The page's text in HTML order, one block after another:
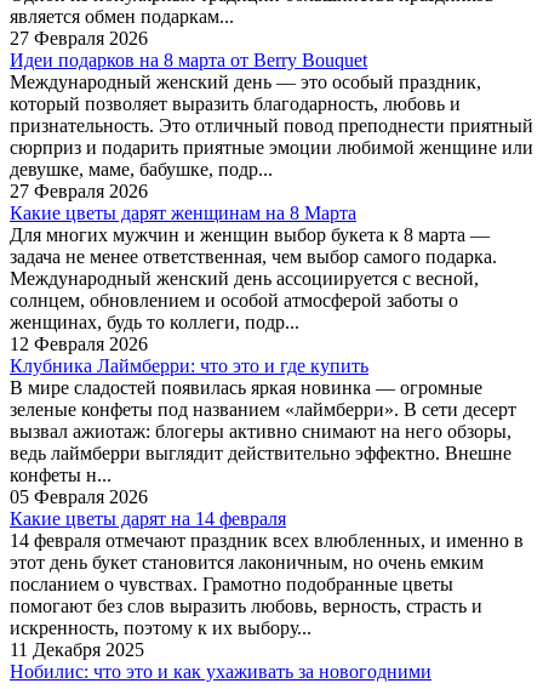
является обмен подаркам...
27 Февраля 2026
Идеи подарков на 8 марта от Berry Bouquet
Международный женский день — это особый праздник,
который позволяет выразить благодарность, любовь и
признательность. Это отличный повод преподнести приятный
сюрприз и подарить приятные эмоции любимой женщине или
девушке, маме, бабушке, подр...
27 Февраля 2026
Какие цветы дарят женщинам на 8 Марта
Для многих мужчин и женщин выбор букета к 8 марта —
задача не менее ответственная, чем выбор самого подарка.
Международный женский день ассоциируется с весной,
солнцем, обновлением и особой атмосферой заботы о
женщинах, будь то коллеги, подр...
12 Февраля 2026
Клубника Лаймберри: что это и где купить
В мире сладостей появилась яркая новинка — огромные
зеленые конфеты под названием «лаймберри». В сети десерт
вызвал ажиотаж: блогеры активно снимают на него обзоры,
ведь лаймберри выглядит действительно эффектно. Внешне
конфеты н...
05 Февраля 2026
Какие цветы дарят на 14 февраля
14 февраля отмечают праздник всех влюбленных, и именно в
этот день букет становится лаконичным, но очень емким
посланием о чувствах. Грамотно подобранные цветы
помогают без слов выразить любовь, верность, страсть и
искренность, поэтому к их выбору...
11 Декабря 2025
Нобилис: что это и как ухаживать за новогодними